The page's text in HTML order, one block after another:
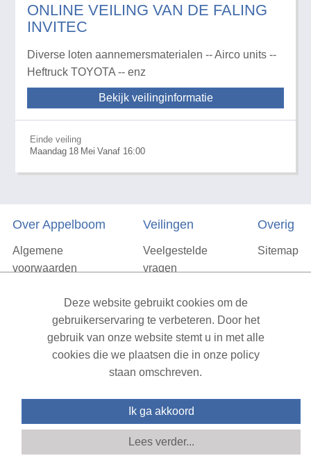
ONLINE VEILING VAN DE FALING
INVITEC
Diverse loten aannemersmaterialen -- Airco units --
Heftruck TOYOTA -- enz
Bekijk veilinginformatie
Einde veiling
Maandag 18 Mei Vanaf 16:00
Over Appelboom
Algemene
voorwaarden
Vacatures
Contact
Veilingen
Veelgestelde
vragen
Overig
Sitemap
| All rights reserved v1.7.6 (NAD-WEB-2)
Deze website gebruikt cookies om de
gebruikerservaring te verbeteren. Door het
gebruik van onze website stemt u in met alle
cookies die we plaatsen die in onze policy
staan omschreven.
Ik ga akkoord
Lees verder...